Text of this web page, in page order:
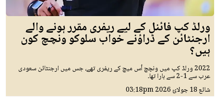
ورلڈ کپ فائنل کے لیے ریفری مقرر ہونے والے
ارجنٹائن کے ڈراؤنے خواب سلوکو ونچچ کون
ہیں؟
2022 ورلڈ کپ میں ونچچ اُس میچ کے ریفری تھے، جس میں ارجنٹائن سعودی
عرب سے 1-2 سے ہارا تھا۔
شائع18 جولائ 2026 03:18pm